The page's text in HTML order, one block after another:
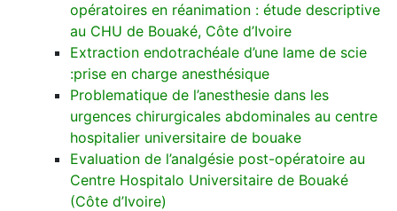
opératoires en réanimation : étude descriptive
au CHU de Bouaké, Côte d’Ivoire
Extraction endotrachéale d’une lame de scie
:prise en charge anesthésique
Problematique de l’anesthesie dans les
urgences chirurgicales abdominales au centre
hospitalier universitaire de bouake
Evaluation de l’analgésie post-opératoire au
Centre Hospitalo Universitaire de Bouaké
(Côte d’Ivoire)